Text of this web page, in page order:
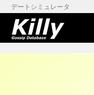
デートシミュレータ